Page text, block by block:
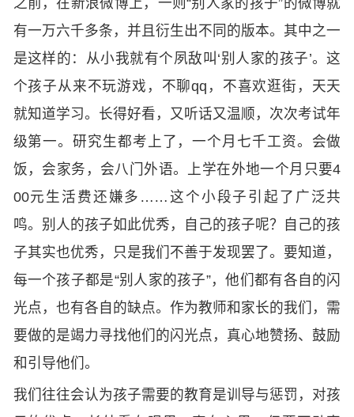
有一万六千多条，并且衍生出不同的版本。其中之一
是这样的：从小我就有个夙敌叫‘别人家的孩子’。这
个孩子从来不玩游戏，不聊qq，不喜欢逛街，天天
就知道学习。长得好看，又听话又温顺，次次考试年
级第一。研究生都考上了，一个月七千工资。会做
饭，会家务，会八门外语。上学在外地一个月只要4
00元生活费还嫌多……这个小段子引起了广泛共
鸣。别人的孩子如此优秀，自己的孩子呢？自己的孩
子其实也优秀，只是我们不善于发现罢了。要知道，
每一个孩子都是“别人家的孩子”，他们都有各自的闪
光点，也有各自的缺点。作为教师和家长的我们，需
要做的是竭力寻找他们的闪光点，真心地赞扬、鼓励
和引导他们。
我们往往会认为孩子需要的教育是训导与惩罚，对孩